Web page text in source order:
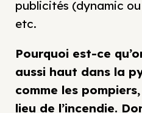
publicités (dynamic
etc.
Pourquoi est-ce
aussi haut dans la
comme les
lieu de l’incendie.